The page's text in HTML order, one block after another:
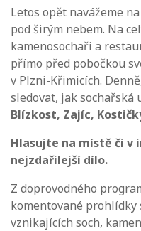
Letos opět navážeme
pod širým nebem. Na
kamenosochaři a
přímo před pobočkou
v Plzni-Křimicích.
sledovat, jak sochařská
Blízkost, Zajíc,
Hlasujte na místě či
nejzdařilejší dílo.
Z doprovodného
komentované
vznikajících soch,